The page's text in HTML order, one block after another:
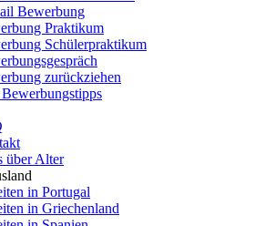
Bewerbung
Praktikum
Schülerpraktikum
zurückziehen
über Alter
in Portugal
in Griechenland